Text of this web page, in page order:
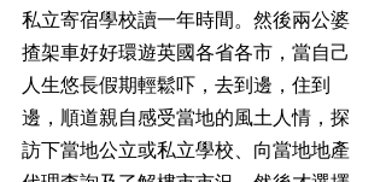
私立寄宿學校讀一年時間。然後兩公婆
揸架車好好環遊英國各省各市，當自己
人生悠長假期輕鬆吓，去到邊，住到
邊，順道親自感受當地的風土人情，探
訪下當地公立或私立學校、向當地地產